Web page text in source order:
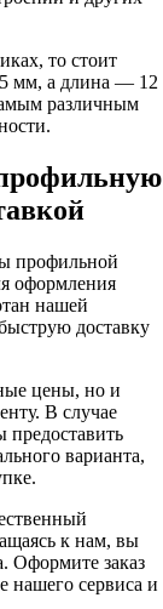
то стоит
5 мм, а длина — 12
различным
профильной
оформления
нашей
доставку
цены, но и
В случае
предоставить
варианта,
к нам, вы
Оформите заказ
нашего сервиса и